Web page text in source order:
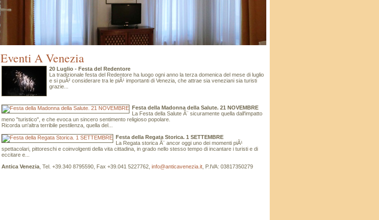
Eventi A Venezia
20 Luglio - Festa del Redentore
La tradizionale festa del Redentore ha luogo ogni anno la terza domenica del mese di luglio
e si puÃ² considerare tra le piÃ¹ importanti di Venezia, che attrae sia veneziani sia turisti
grazie...
Festa della Madonna della Salute. 21 NOVEMBRE
La Festa della Salute Ã¨ sicuramente quella dall'impatto
meno "turistico", e che evoca un sincero sentimento religioso popolare.
Ricorda un'altra terribile pestilenza, quella del...
Festa della Regata Storica. 1 SETTEMBRE
La Regata storica Ã¨ ancor oggi uno dei momenti piÃ¹
spettacolari, pittoreschi e coinvolgenti della vita cittadina, in grado nello stesso tempo di incantare i turisti e di
eccitare e...
Antica Venezia , Tel. +39.340 8795590, Fax +39.041 5227762, info@anticavenezia.it , P.IVA: 03817350279